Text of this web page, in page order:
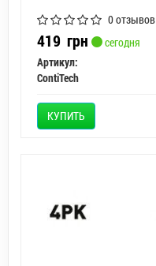
0 отзывов
419 грн
сегодня
Артикул:
ContiTech
КУПИТЬ